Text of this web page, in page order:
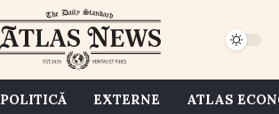
POLITICĂ EXTERNE ATLAS